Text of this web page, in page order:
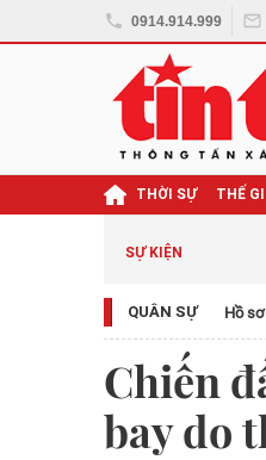
0914.914.999
THỜI SỰ THẾ
SỰ KIỆN
QUÂN SỰ Hồ
Chiến
bay do